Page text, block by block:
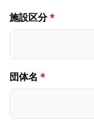
施設区分
団体名